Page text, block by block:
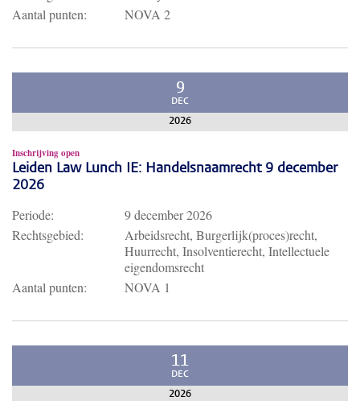
Aantal punten:
NOVA 2
9
DEC
2026
Inschrijving open
Leiden Law Lunch IE: Handelsnaamrecht 9 december
2026
Periode:
9 december 2026
Rechtsgebied:
Arbeidsrecht, Burgerlijk(proces)recht,
Huurrecht, Insolventierecht, Intellectuele
eigendomsrecht
Aantal punten:
NOVA 1
11
DEC
2026